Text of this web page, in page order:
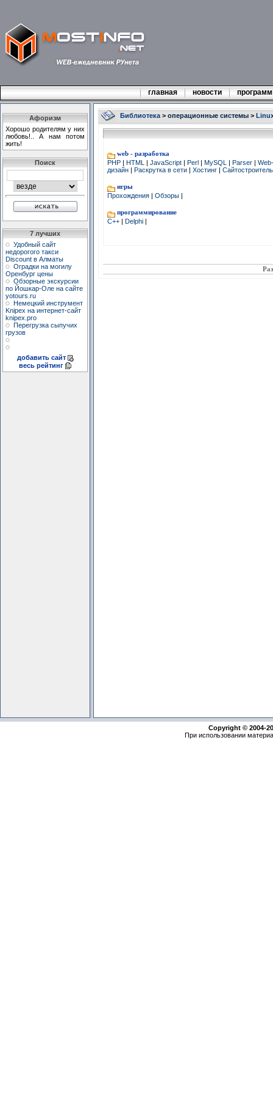
главная новости
Афоризм
Хорошо родителям у них
любовь!.. А нам потом
жить!
Поиск
7 лучших
Удобный сайт
недорогого такси
Discount в Алматы
Оградки на могилу
Оренбург цены
Обзорные экскурсии
по Йошкар-Оле на сайте
yotours.ru
Немецкий инструмент
Knipex на интернет-сайт
knipex.pro
Перегрузка сыпучих
грузов
добавить сайт
весь рейтинг
Библиотека> операционные системы>
web - разработка
PHP | HTML | JavaScript | Perl | MySQL | Parser |
дизайн | Раскрутка в сети | Хостинг |
игры
Прохождения | Обзоры |
программирование
C++ | Delphi |
Copyright © 2004-
При использовании